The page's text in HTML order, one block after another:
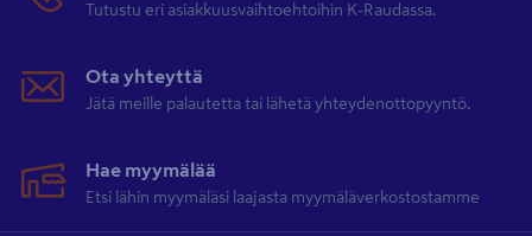
Tutustu eri asiakkuusvaihtoehtoihin K-Raudassa.
Ota yhteyttä
Jätä meille palautetta tai lähetä yhteydenottopyyntö.
Hae myymälää
Etsi lähin myymäläsi laajasta myymäläverkostostamme